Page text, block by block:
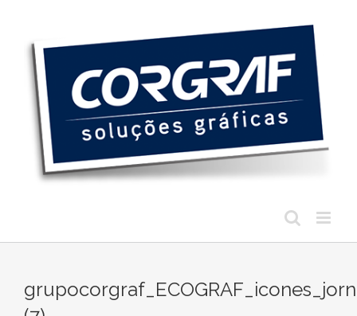
conteúdo